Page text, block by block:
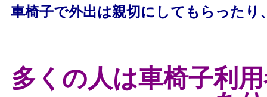
車椅子で外出は親切にしてもらった
多くの人は車椅子利